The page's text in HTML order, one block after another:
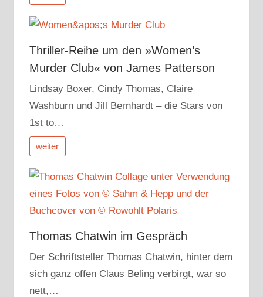
Thriller-Reihe um den »Women’s
Murder Club« von James Patterson
Lindsay Boxer, Cindy Thomas, Claire
Washburn und Jill Bernhardt – die Stars von
1st to…
weiter
Thomas Chatwin im Gespräch
Der Schriftsteller Thomas Chatwin, hinter dem
sich ganz offen Claus Beling verbirgt, war so
nett,…